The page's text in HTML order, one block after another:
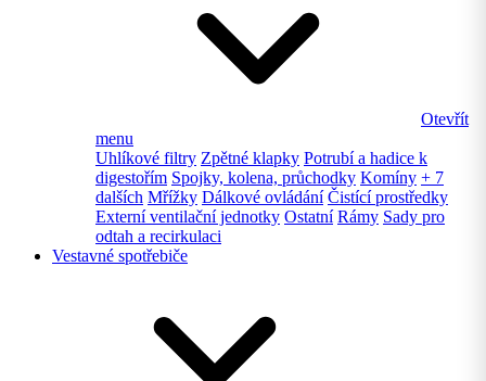
Otevřít
menu
Uhlíkové filtry Zpětné klapky Potrubí a hadice k
digestořím Spojky, kolena, průchodky Komíny + 7
dalších Mřížky Dálkové ovládání Čistící prostředky
Externí ventilační jednotky Ostatní Rámy Sady pro
odtah a recirkulaci
Vestavné spotřebiče